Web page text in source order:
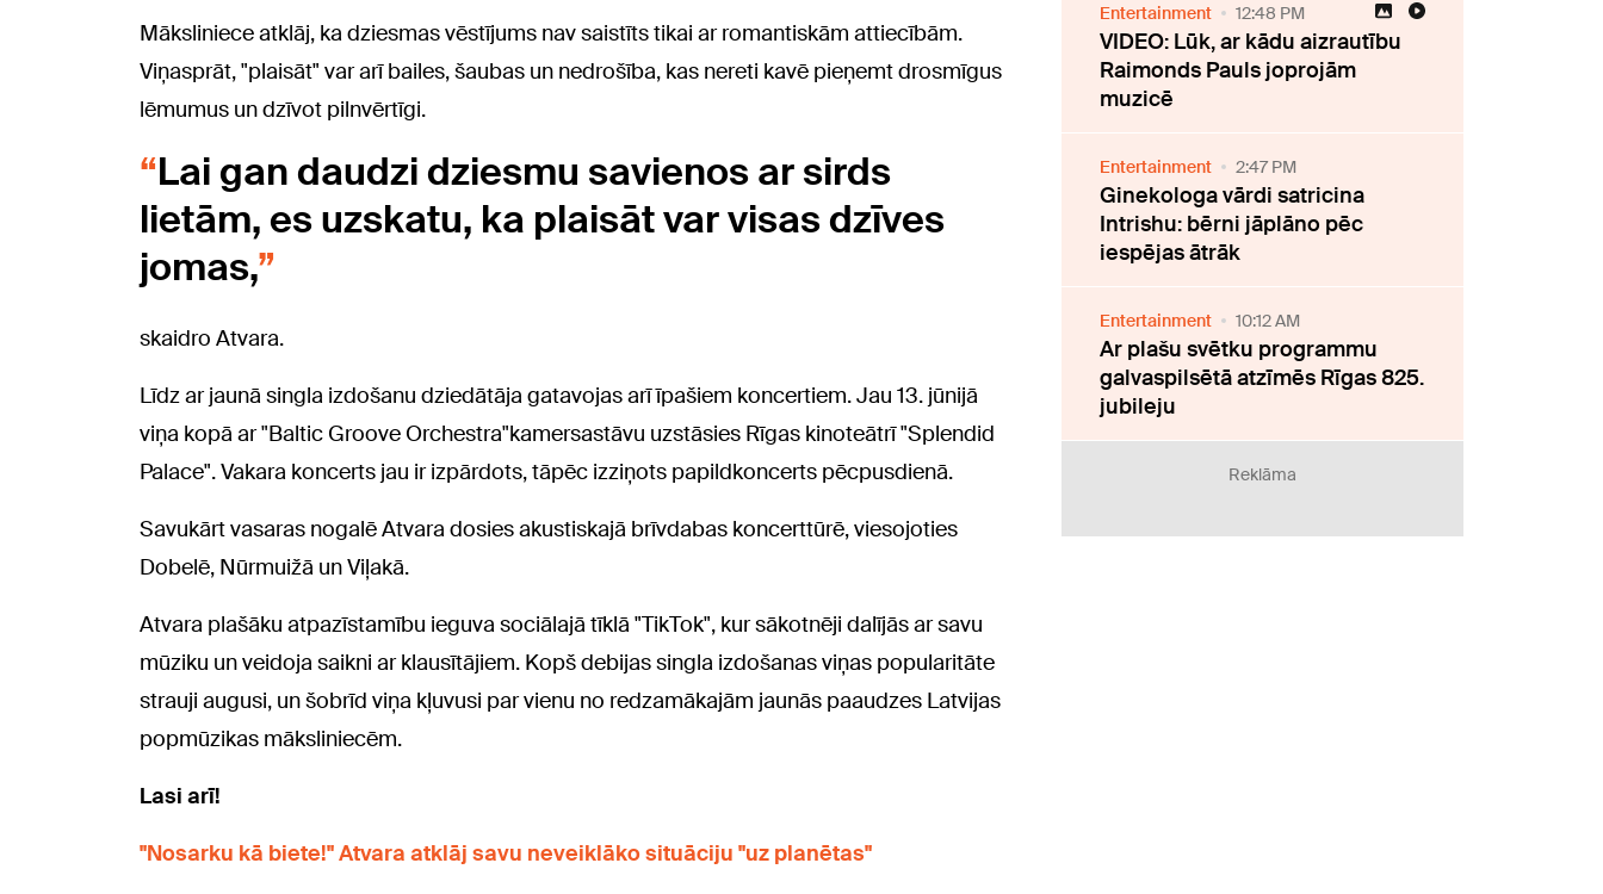
Māksliniece atklāj, ka dziesmas vēstījums nav saistīts tikai ar romantiskām attiecībām.
Viņasprāt, "plaisāt" var arī bailes, šaubas un nedrošība, kas nereti kavē pieņemt drosmīgus
lēmumus un dzīvot pilnvērtīgi.
Lai gan daudzi dziesmu savienos ar sirds
lietām, es uzskatu, ka plaisāt var visas dzīves
jomas,
skaidro Atvara.
Līdz ar jaunā singla izdošanu dziedātāja gatavojas arī īpašiem koncertiem. Jau 13. jūnijā
viņa kopā ar "Baltic Groove Orchestra"kamersastāvu uzstāsies Rīgas kinoteātrī "Splendid
Palace". Vakara koncerts jau ir izpārdots, tāpēc izziņots papildkoncerts pēcpusdienā.
Savukārt vasaras nogalē Atvara dosies akustiskajā brīvdabas koncerttūrē, viesojoties
Dobelē, Nūrmuižā un Viļakā.
Atvara plašāku atpazīstamību ieguva sociālajā tīklā "TikTok", kur sākotnēji dalījās ar savu
mūziku un veidoja saikni ar klausītājiem. Kopš debijas singla izdošanas viņas popularitāte
strauji augusi, un šobrīd viņa kļuvusi par vienu no redzamākajām jaunās paaudzes Latvijas
popmūzikas māksliniecēm.
Lasi arī!
"Nosarku kā biete!" Atvara atklāj savu neveiklāko situāciju "uz planētas"
Entertainment 12:48 PM
VIDEO: Lūk, ar kādu aizrautību
Raimonds Pauls joprojām
muzicē
Entertainment 2:47 PM
Ginekologa vārdi satricina
Intrishu: bērni jāplāno pēc
iespējas ātrāk
Entertainment 10:12 AM
Ar plašu svētku programmu
galvaspilsētā atzīmēs Rīgas 825.
jubileju
Reklāma